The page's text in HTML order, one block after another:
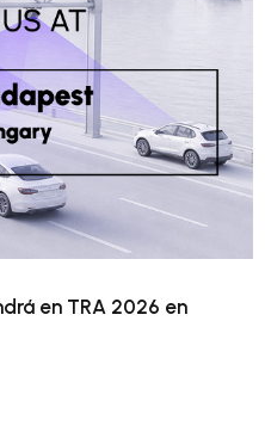
en TRA 2026 en